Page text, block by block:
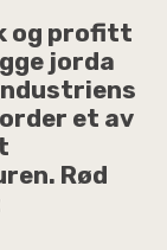
og profitt
jorda
et av
Rød